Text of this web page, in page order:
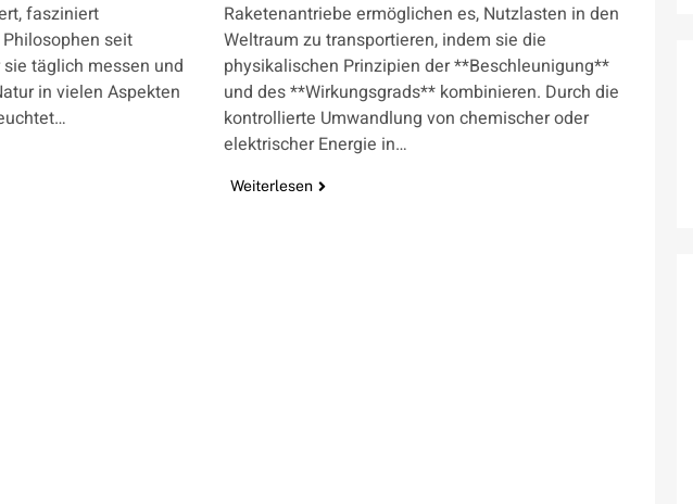
fasziniert
seit
täglich messen und
in vielen Aspekten
Raketenantriebe ermöglichen es, Nutzlasten in den
Weltraum zu transportieren, indem sie die
physikalischen Prinzipien der **Beschleunigung**
und des **Wirkungsgrads** kombinieren. Durch die
kontrollierte Umwandlung von chemischer oder
elektrischer Energie in…
Weiterlesen